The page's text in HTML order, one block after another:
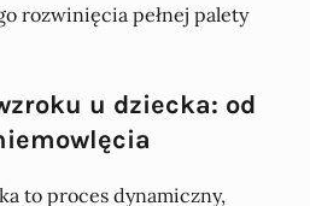
rozwinięcia pełnej palety
u dziecka: od
to proces dynamiczny,